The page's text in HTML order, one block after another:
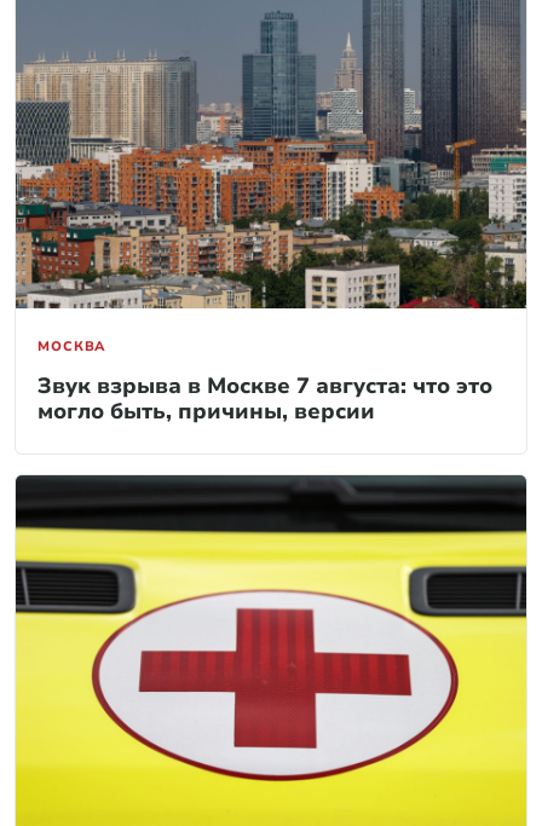
МОСКВА
Звук взрыва в Москве 7 августа: что это
могло быть, причины, версии